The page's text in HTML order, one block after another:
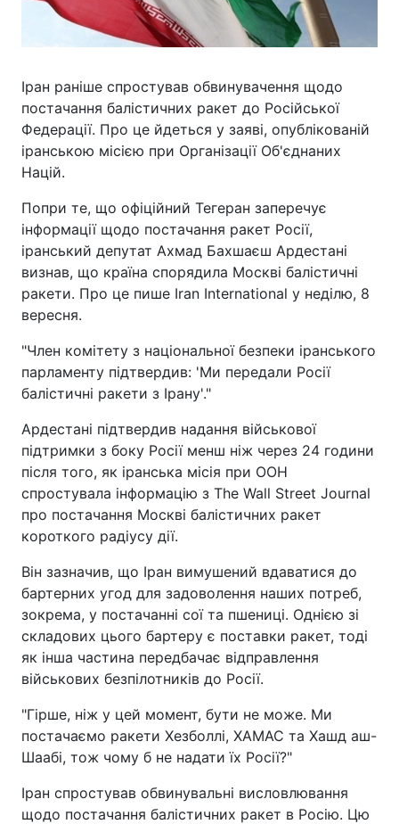
Іран раніше спростував обвинувачення щодо
постачання балістичних ракет до Російської
Федерації. Про це йдеться у заяві, опублікованій
іранською місією при Організації Об'єднаних
Націй.
Попри те, що офіційний Тегеран заперечує
інформації щодо постачання ракет Росії,
іранський депутат Ахмад Бахшаєш Ардестані
визнав, що країна спорядила Москві балістичні
ракети. Про це пише Iran International у неділю, 8
вересня.
"Член комітету з національної безпеки іранського
парламенту підтвердив: 'Ми передали Росії
балістичні ракети з Ірану'."
Ардестані підтвердив надання військової
підтримки з боку Росії менш ніж через 24 години
після того, як іранська місія при ООН
спростувала інформацію з The Wall Street Journal
про постачання Москві балістичних ракет
короткого радіусу дії.
Він зазначив, що Іран вимушений вдаватися до
бартерних угод для задоволення наших потреб,
зокрема, у постачанні сої та пшениці. Однією зі
складових цього бартеру є поставки ракет, тоді
як інша частина передбачає відправлення
військових безпілотників до Росії.
"Гірше, ніж у цей момент, бути не може. Ми
постачаємо ракети Хезболлі, ХАМАС та Хашд аш-
Шаабі, тож чому б не надати їх Росії?"
Іран спростував обвинувальні висловлювання
щодо постачання балістичних ракет в Росію. Цю